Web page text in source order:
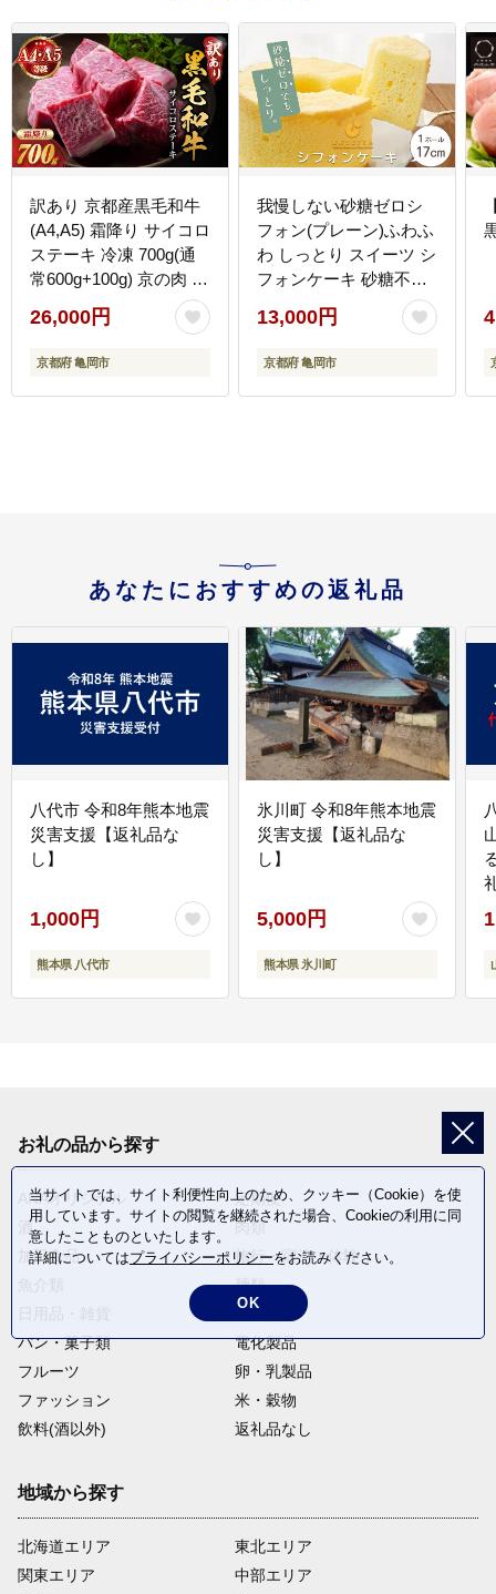
訳あり 京都産黒毛和牛
(A4,A5) 霜降り サイコロ
ステーキ 冷凍 700g(通
常600g+100g) 京の肉 ス
テーキ ひら山 厳選≪緊
急支援 牛肉 和牛 国産
丹波産 ふるさと納税ス
26,000円
京都府 亀岡市
我慢しない砂糖ゼロシ
フォン(プレーン)ふわふ
わ しっとり スイーツ シ
フォンケーキ 砂糖不使
用 冷凍 低糖質 お取り寄
せ 人気
13,000円
京都府 亀岡市
あなたにおすすめの返礼品
八代市 令和8年熊本地震
災害支援【返礼品な
し】
1,000円
熊本県 八代市
氷川町 令和8年熊本地震
災害支援【返礼品な
し】
5,000円
熊本県 氷川町
お礼の品から探す
ANAオリジナル
定期便
酒
肉類
加工食品
旅行・宿泊・体験
麺類
野菜
パン・菓子類
電化製品
フルーツ
卵・乳製品
ファッション
米・穀物
飲料(酒以外)
返礼品なし
地域から探す
北海道エリア
関東エリア
東北エリア
中部エリア
当サイトでは、サイト利便性向上のため、クッキー（Cookie）を使
用しています。サイトの閲覧を継続された場合、Cookieの利用に同
意したことものといたします。
詳細についてはプライバシーポリシーをお読みください。
OK